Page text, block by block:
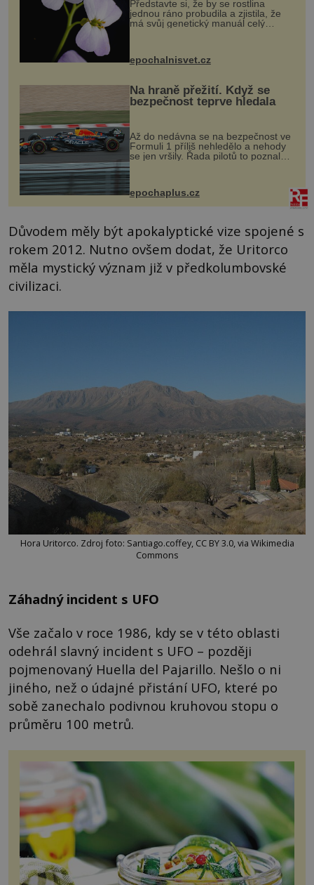
Představte si, že by se rostlina
jednou ráno probudila a zjistila, že
má svůj genetický manuál celý
vstupenka...
epochalnisvet.cz
Na hraně přežití. Když se
bezpečnost teprve hledala
Až do nedávna se na bezpečnost ve
Formuli 1 příliš nehledělo a nehody
se jen vršily. Řada pilotů to poznala
na vlastní kůži, často s trvalými
následky nebo bohužel i ztrátou
života. Dnes nepochopiteln...
epochaplus.cz
Důvodem měly být apokalyptické vize spojené s
rokem 2012. Nutno ovšem dodat, že Uritorco
měla mystický význam již v předkolumbovské
civilizaci.
Hora Uritorco. Zdroj foto: Santiago.coffey, CC BY 3.0, via Wikimedia
Commons
Záhadný incident s UFO
Vše začalo v roce 1986, kdy se v této oblasti
odehrál slavný incident s UFO – později
pojmenovaný Huella del Pajarillo. Nešlo o ni
jiného, než o údajné přistání UFO, které po
sobě zanechalo podivnou kruhovou stopu o
průměru 100 metrů.